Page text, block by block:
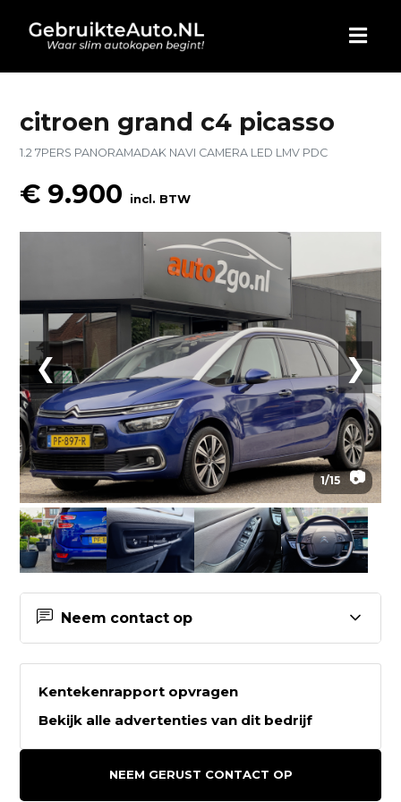
HOME
AUTO KOPEN
WIE ZIJN WIJ
CONTACT
citroen grand c4 picasso
1.2 7PERS PANORAMADAK NAVI CAMERA LED LMV PDC
€ 9.900 incl. BTW
❮ ❯
1/15 📷
Neem contact op
Contactgegevens Auto2go
Auto2go
Kentekenrapport opvragen
Bekijk alle advertenties van dit bedrijf
NEEM GERUST CONTACT OP